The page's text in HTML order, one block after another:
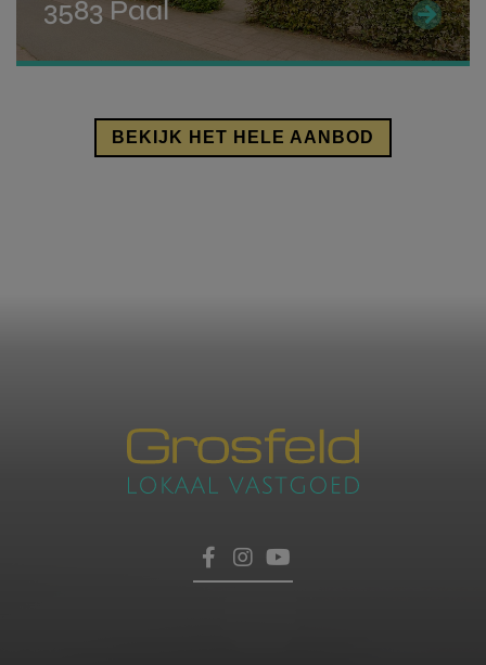
Als je voldoet aan deze voorwaarden kan je
aanspraak maken op een rechtenvermindering
Een volledig overzicht kan je vinden op depagina
3583 Paal
BEKIJK HET HELE AANBOD